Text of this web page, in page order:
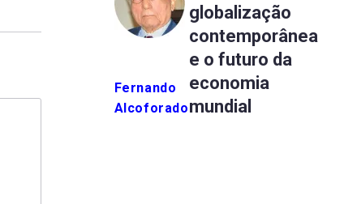
Fernando
Alcoforado
globalização
contemporânea
e o futuro da
economia
mundial